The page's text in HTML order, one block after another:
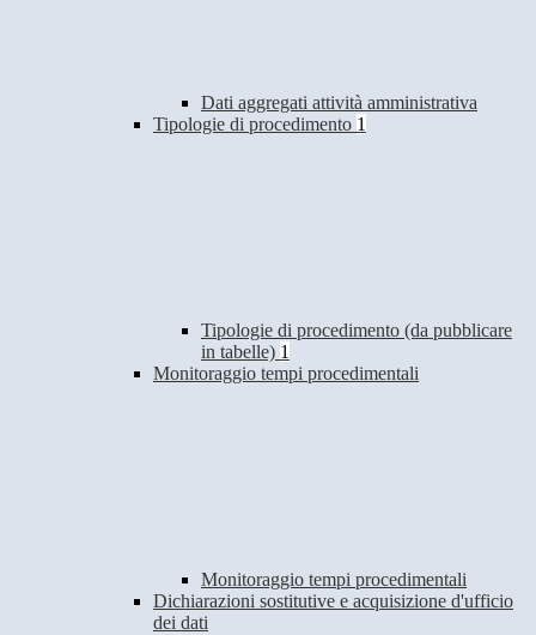
Dati aggregati attività amministrativa
Tipologie di procedimento 1
Tipologie di procedimento (da pubblicare
in tabelle) 1
Monitoraggio tempi procedimentali
Monitoraggio tempi procedimentali
Dichiarazioni sostitutive e acquisizione d'ufficio
dei dati